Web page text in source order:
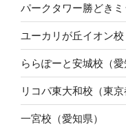
パークタワー勝どきミ
ユーカリが丘イオン校
ららぽーと安城校（愛
リコパ東大和校（東京
一宮校（愛知県）